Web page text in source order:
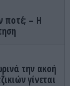
ποτέ; – Η
την ακοή
γίνεται